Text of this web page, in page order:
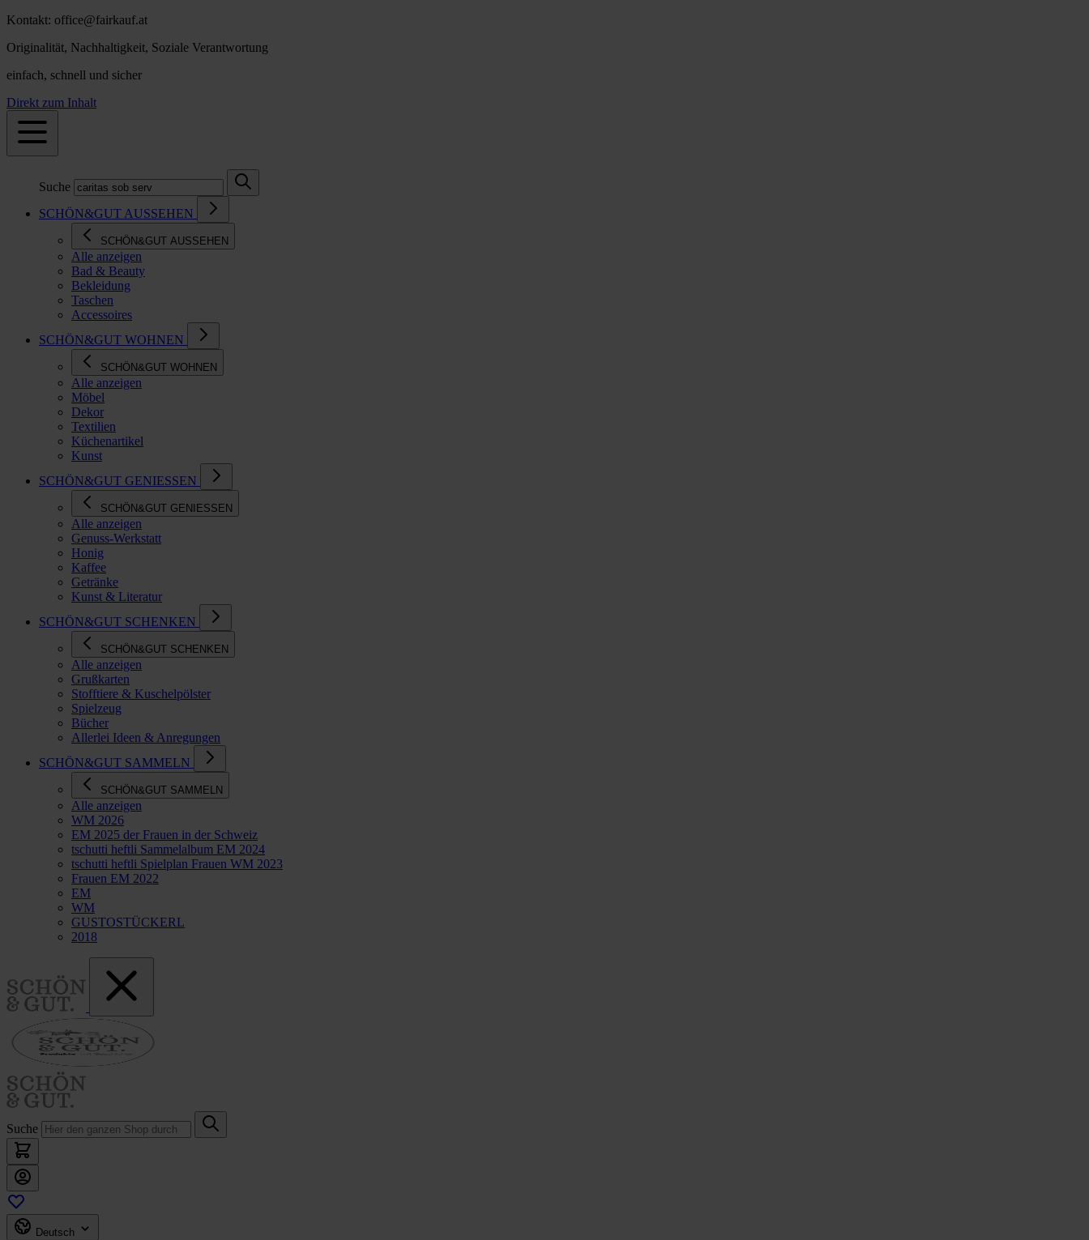
Kontakt: office@fairkauf.at
Originalität, Nachhaltigkeit, Soziale Verantwortung
einfach, schnell und sicher
Direkt zum Inhalt
Suche
SCHÖN&GUT AUSSEHEN
SCHÖN&GUT AUSSEHEN
Alle anzeigen
Bad & Beauty
Bekleidung
Taschen
Accessoires
SCHÖN&GUT WOHNEN
SCHÖN&GUT WOHNEN
Alle anzeigen
Möbel
Dekor
Textilien
Küchenartikel
Kunst
SCHÖN&GUT GENIESSEN
SCHÖN&GUT GENIESSEN
Alle anzeigen
Genuss-Werkstatt
Honig
Kaffee
Getränke
Kunst & Literatur
SCHÖN&GUT SCHENKEN
SCHÖN&GUT SCHENKEN
Alle anzeigen
Grußkarten
Stofftiere & Kuschelpölster
Spielzeug
Bücher
Allerlei Ideen & Anregungen
SCHÖN&GUT SAMMELN
SCHÖN&GUT SAMMELN
Alle anzeigen
WM 2026
EM 2025 der Frauen in der Schweiz
tschutti heftli Sammelalbum EM 2024
tschutti heftli Spielplan Frauen WM 2023
Frauen EM 2022
EM
WM
GUSTOSTÜCKERL
2018
Suche
Deutsch